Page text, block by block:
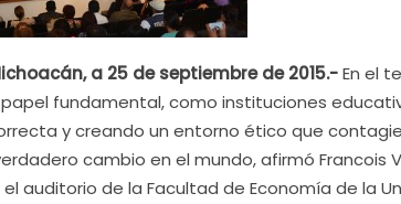
a 25 de septiembre de 2015.-En el
fundamental, como instituciones
y creando un entorno ético que
cambio en el mundo, afirmó
auditorio de la Facultad de Economía de la